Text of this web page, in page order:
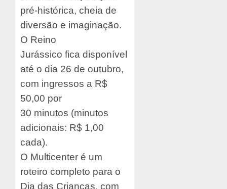
pré-histórica, cheia de
diversão e imaginação.
O Reino
Jurássico fica disponível
até o dia 26 de outubro,
com ingressos a R$
50,00 por
30 minutos (minutos
adicionais: R$ 1,00
cada).
O Multicenter é um
roteiro completo para o
Dia das Crianças, com